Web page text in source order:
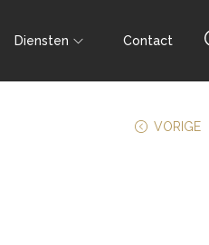
Diensten Contact
VORIGE